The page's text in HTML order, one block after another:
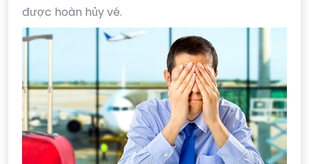
được hoàn hủy vé.